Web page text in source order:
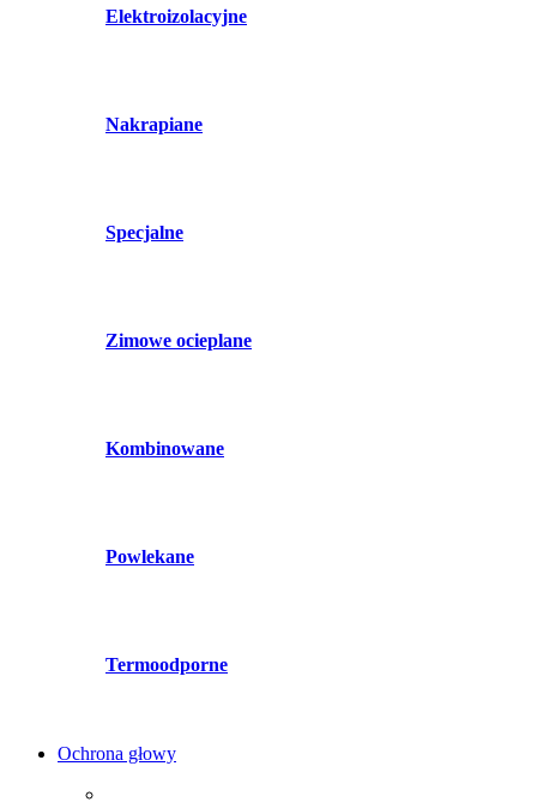
Elektroizolacyjne
Nakrapiane
Specjalne
Zimowe ocieplane
Kombinowane
Powlekane
Termoodporne
Ochrona głowy